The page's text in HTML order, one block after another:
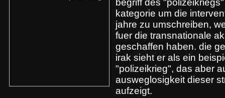
begriff des
kategorie um die
jahre zu umschreiben,
fuer die transnationale
geschaffen haben. die
irak sieht er als ein
"polizeikrieg", das aber
ausweglosigkeit dieser
aufzeigt.